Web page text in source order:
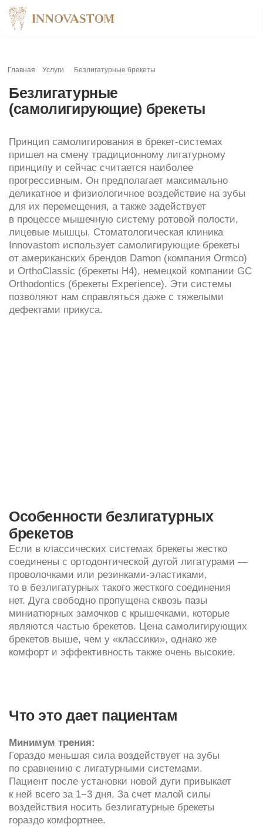
Безлигатурные
(самолигирующие) брекеты
Минимум трения:
Гораздо меньшая сила воздействует на зубы
по сравнению с лигатурными системами.
Пациент после установки новой дуги привыкает
к ней всего за 1−3 дня. За счет малой силы
воздействия носить безлигатурные брекеты
гораздо комфортнее.
и атравматичным. Костная ткань, пародонт
успевают перестраиваться под их новое
ретенционный период.
Комплексное воздействие:
В процесс включен весь зубочелюстной аппарат
и мышцы полости рта, языка, губ. Это позволяет
дополнительно наладить дыхание, снизить
активность ночного апноэ. А возрастные
пациенты получают эффект подтяжки лица без
процедур и операций.
Что это дает пациентам
брекетов выше, чем у «классики», однако же
комфорт и эффективность также очень высокие.
Принцип самолигирования в брекет-системах
прогрессивным. Он предполагает максимально
деликатное и физиологичное воздействие на зубы
для их перемещения, а также задействует
в процессе мышечную систему ротовой полости,
лицевые мышцы. Стоматологическая клиника
Innovastom использует самолигирующие брекеты
от американских брендов Damon (компания Ormco)
и OrthoClassic (брекеты H4), немецкой компании GC
Orthodontics (брекеты Experience). Эти системы
позволяют нам справляться даже с тяжелыми
дефектами прикуса.